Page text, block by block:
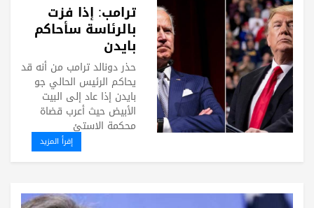
ترامب: إذا فزت
بالرئاسة سأحاكم
بايدن
حذر دونالد ترامب من أنه قد
يحاكم الرئيس الحالي جو
بايدن إذا عاد إلى البيت
الأبيض حيث أعرب قضاة
محكمة الاستئ
إقرأ المزيد